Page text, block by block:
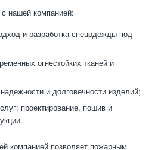
нашей компанией:
и разработка спецодежды под
огнестойких тканей и
и долговечности изделий;
проектирование, пошив и
компанией позволяет пожарным